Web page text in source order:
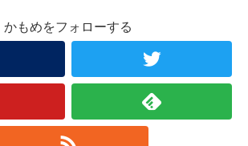
かもめをフォローする